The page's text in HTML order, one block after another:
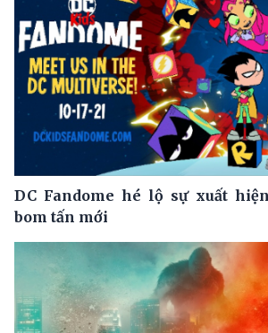
DC Fandome hé lộ sự xuất
bom tấn mới